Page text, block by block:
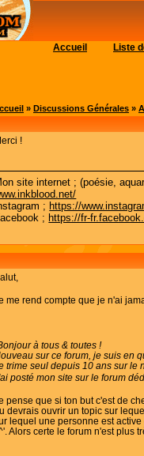
Accueil Liste
» Discussions Générales »
!
site internet ; (poésie,
;https://
;https://fr-
me rend compte que je n'ai
à tous & toutes !
sur ce forum, je suis en
trime seul depuis 10 ans sur le
posté mon site sur le forum
pense que si ton but c'est de
devrais ouvrir un topic sur
lequel une personne est
Alors certe le forum n'est plus